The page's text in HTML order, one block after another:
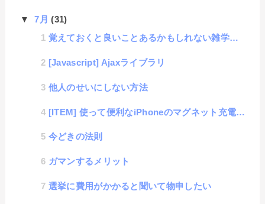
▼7月(31)
覚えておくと良いことあるかもしれない雑学集 その２
[Javascript] Ajaxライブラリ
他人のせいにしない方法
[ITEM] 使って便利なiPhoneのマグネット充電コネクタ
今どきの法則
ガマンするメリット
選挙に費用がかかると聞いて物申したい